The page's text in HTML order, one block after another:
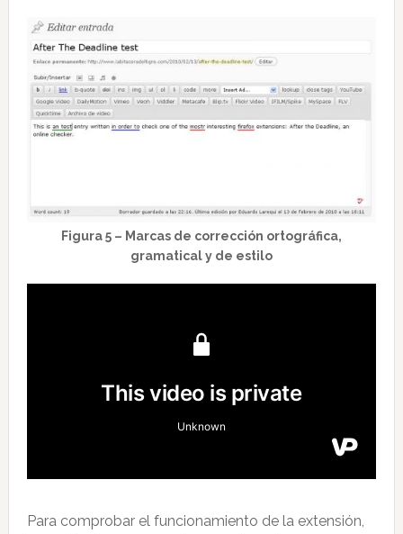
Figura 5 – Marcas de corrección ortográfica,
gramatical y de estilo
Para comprobar el funcionamiento de la extensión,